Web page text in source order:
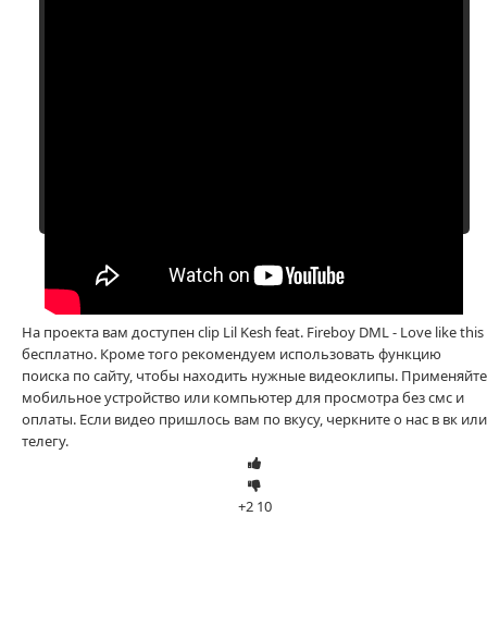
На проекта вам доступен clip Lil Kesh feat. Fireboy DML - Love like this
бесплатно. Кроме того рекомендуем использовать функцию
поиска по сайту, чтобы находить нужные видеоклипы. Применяйте
мобильное устройство или компьютер для просмотра без смс и
оплаты. Если видео пришлось вам по вкусу, черкните о нас в вк или
телегу.
+2 10